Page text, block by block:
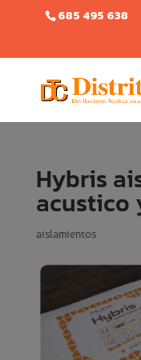
685 495 638
Hybris
acustico
aislamientos